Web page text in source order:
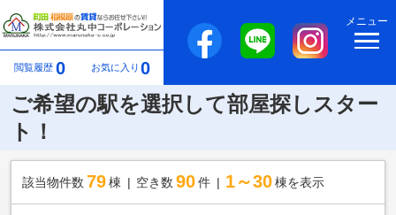
閲覧履歴 0 お気に入り 0
メニュー
ご希望の駅を選択して部屋探しスター
ト！
該当物件数 79棟 空き数 90 件 1～30 棟を表示